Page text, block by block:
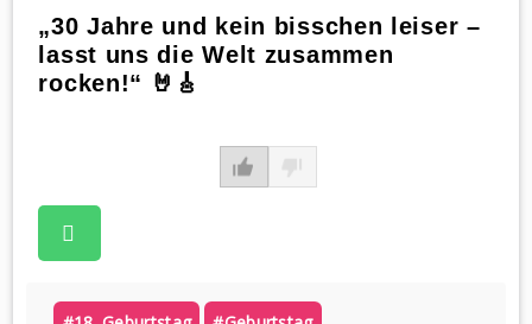
„30 Jahre und kein bisschen leiser –
lasst uns die Welt zusammen
rocken!“ 🤘🎸